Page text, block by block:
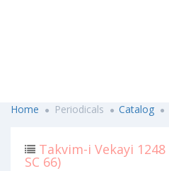
Home Periodicals Catalog
Takvim-i Vekayi 1248
SC 66)